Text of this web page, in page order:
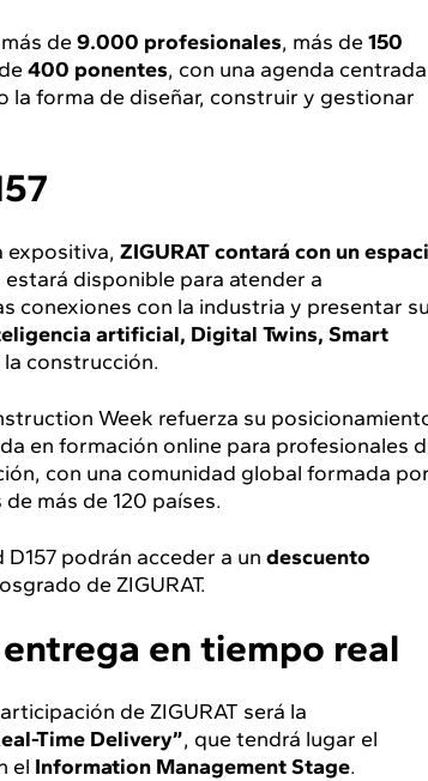
de 9.000 profesionales, más de 150
400 ponentes, con una agenda centrada
forma de diseñar, construir y gestionar
expositiva, ZIGURAT contará con un
disponible para atender a
conexiones con la industria y presentar su
artificial, Digital Twins, Smart
construcción.
Week refuerza su
en formación online para profesionales
con una comunidad global formada por
más de 120 países.
podrán acceder a un descuento
de ZIGURAT.
en tiempo real
de ZIGURAT será la
Time Delivery”, que tendrá lugar el
el Information Management Stage.